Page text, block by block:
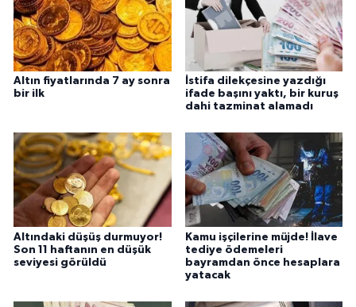
Altın fiyatlarında 7 ay sonra
bir ilk
İstifa dilekçesine yazdığı
ifade başını yaktı, bir kuruş
dahi tazminat alamadı
Altındaki düşüş durmuyor!
Son 11 haftanın en düşük
seviyesi görüldü
Kamu işçilerine müjde! İlave
tediye ödemeleri
bayramdan önce hesaplara
yatacak